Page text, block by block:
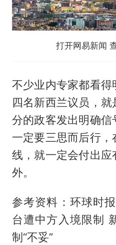
打开网易新闻
不少业内专家都看
四名新西兰议员，
分的政客发出明确信
一定要三思而后行
线，就一定会付出
外。
参考资料：环球时
台遭中方入境限制
制“不妥”